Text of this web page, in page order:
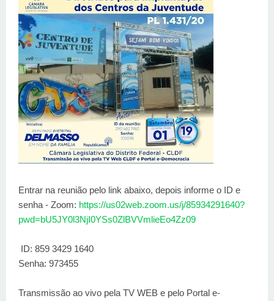
Entrar na reunião pelo link abaixo, depois informe o ID e
senha - Zoom: https://us02web.zoom.us/j/85934291640?
pwd=bU5JY0l3NjI0YSs0ZlBVVmlieEo4Zz09
ID: 859 3429 1640
Senha: 973455
Transmissão ao vivo pela TV WEB e pelo Portal e-